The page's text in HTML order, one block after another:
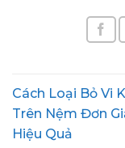
Cách Loại Bỏ Vi
Trên Nệm Đơn
Hiệu Quả